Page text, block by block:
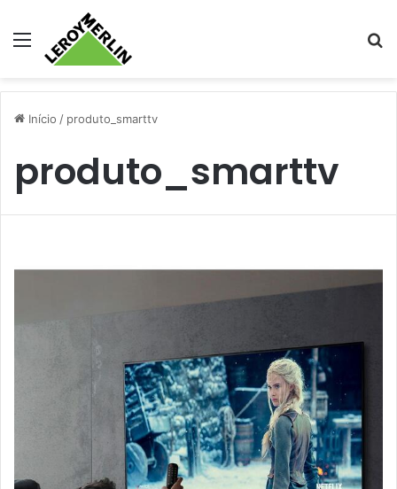
Menu
Início / produto_smarttv
produto_smarttv